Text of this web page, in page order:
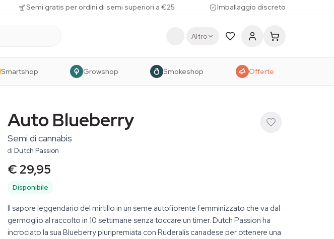
Semi gratis per ordini di semi superiori a €25 Imballaggio discreto
Altro
Smartshop Growshop Smokeshop Offerte
Auto Blueberry
Semi di cannabis
di Dutch Passion
€ 29,95
Disponibile
Il sapore leggendario del mirtillo in un seme autofiorente femminizzato che va dal
germoglio al raccolto in 10 settimane senza toccare un timer. Dutch Passion ha
incrociato la sua Blueberry pluripremiata con Ruderalis canadese per ottenere una